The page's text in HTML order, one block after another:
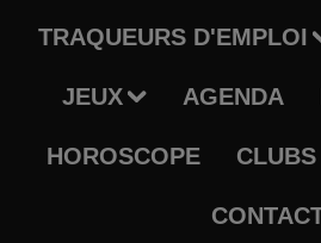
TRAQUEURS D'EMPLOI
JEUX AGENDA
HOROSCOPE